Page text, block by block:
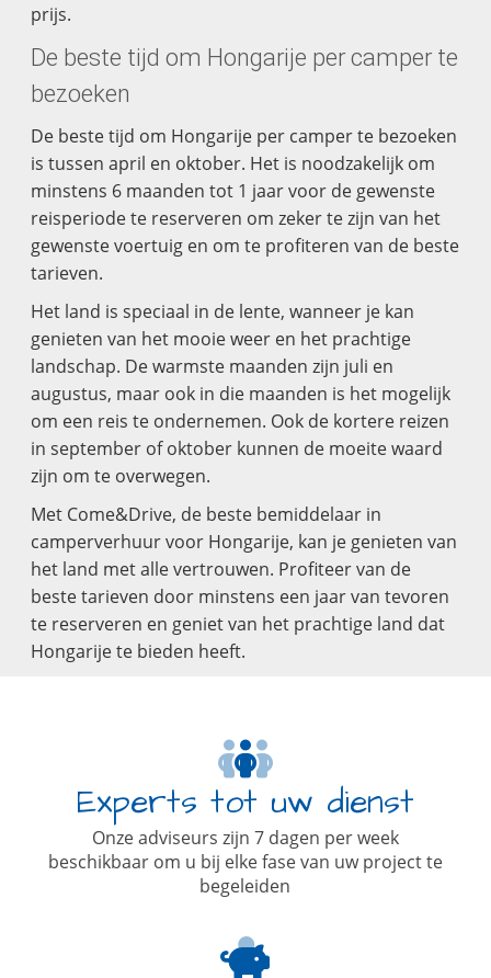
prijs.
De beste tijd om Hongarije per camper te
bezoeken
De beste tijd om Hongarije per camper te bezoeken
is tussen april en oktober. Het is noodzakelijk om
minstens 6 maanden tot 1 jaar voor de gewenste
reisperiode te reserveren om zeker te zijn van het
gewenste voertuig en om te profiteren van de beste
tarieven.
Het land is speciaal in de lente, wanneer je kan
genieten van het mooie weer en het prachtige
landschap. De warmste maanden zijn juli en
augustus, maar ook in die maanden is het mogelijk
om een reis te ondernemen. Ook de kortere reizen
in september of oktober kunnen de moeite waard
zijn om te overwegen.
Met Come&Drive, de beste bemiddelaar in
camperverhuur voor Hongarije, kan je genieten van
het land met alle vertrouwen. Profiteer van de
beste tarieven door minstens een jaar van tevoren
te reserveren en geniet van het prachtige land dat
Hongarije te bieden heeft.
Experts tot uw dienst
Onze adviseurs zijn 7 dagen per week
beschikbaar om u bij elke fase van uw project te
begeleiden